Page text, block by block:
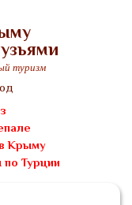
туризм
Крыму
Турции